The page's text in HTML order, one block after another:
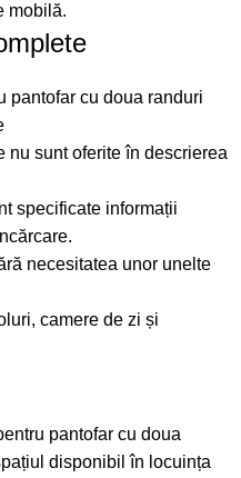
mobilă.
pantofar cu doua randuri
nu sunt oferite în descrierea
specificate informații
necesitatea unor unelte
camere de zi și
pantofar cu doua
disponibil în locuința